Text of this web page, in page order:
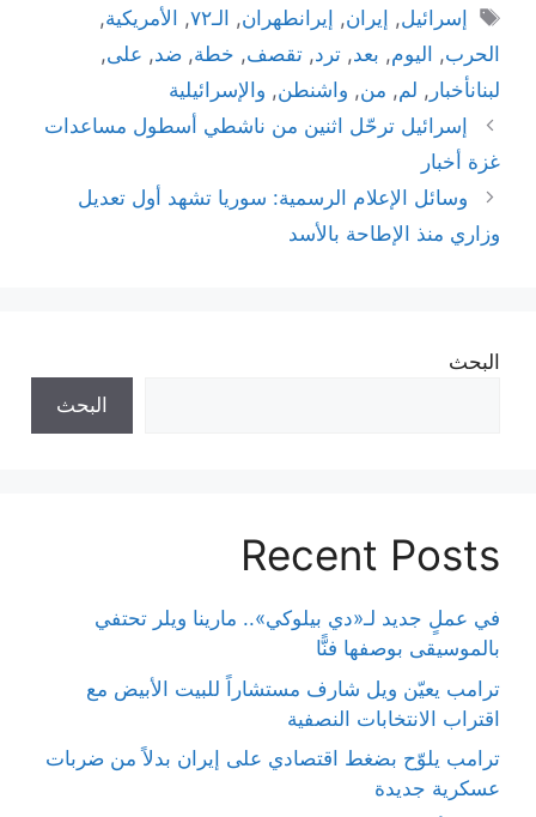
الوسوم
إسرائيل, إيران, إيرانطهران, الـ٧٢ , الأمريكية,
الحرب, اليوم, بعد, ترد, تقصف, خطة, ضد, على,
لبنانأخبار , لم, من, واشنطن, والإسرائيلية
إسرائيل ترحّل اثنين من ناشطي أسطول مساعدات
غزة أخبار
وسائل الإعلام الرسمية: سوريا تشهد أول تعديل
وزاري منذ الإطاحة بالأسد
البحث
البحث
Recent Posts
في عملٍ جديد لـ«دي بيلوكي».. مارينا ويلر تحتفي
بالموسيقى بوصفها فنًّا
ترامب يعيّن ويل شارف مستشاراً للبيت الأبيض مع
اقتراب الانتخابات النصفية
ترامب يلوّح بضغط اقتصادي على إيران بدلاً من ضربات
عسكرية جديدة